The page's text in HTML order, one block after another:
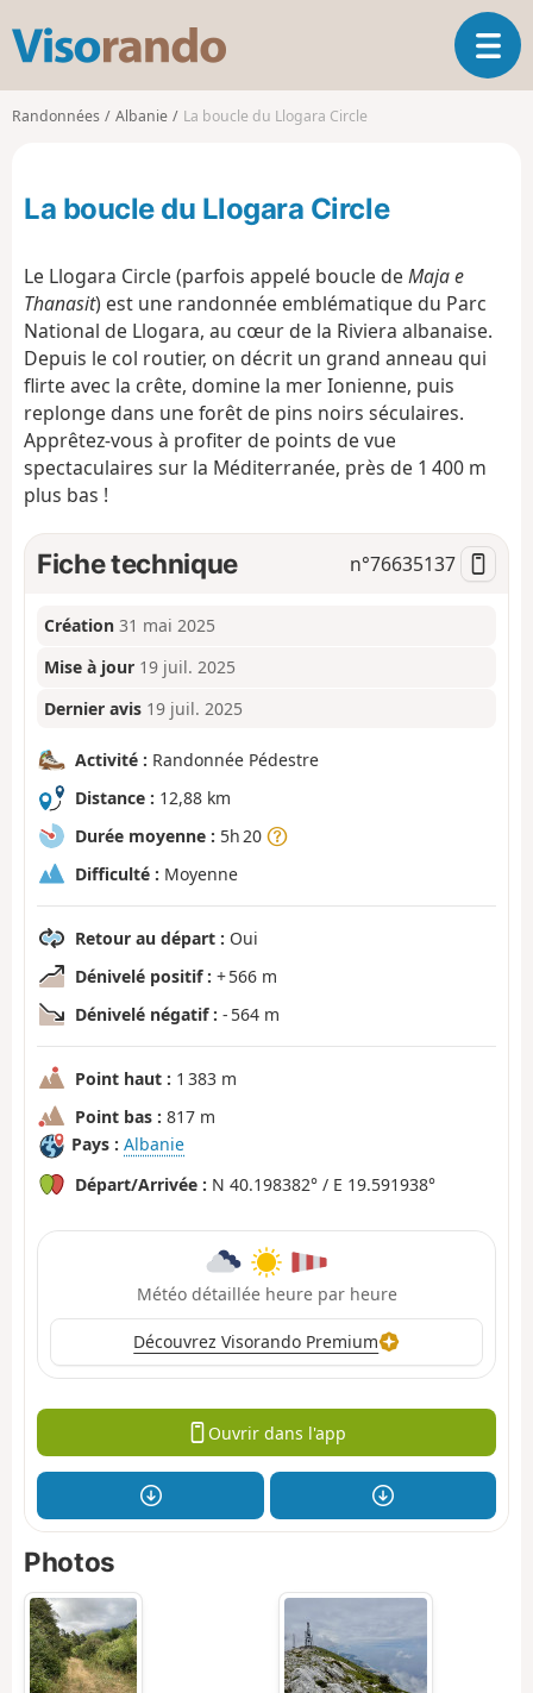
s
o
d
O
u
i
Randonnées Albanie La boucle du Llogara Circle
La boucle du Llogara Circle
Le Llogara Circle (parfois appelé boucle de Maja e
Thanasit) est une randonnée emblématique du Parc
National de Llogara, au cœur de la Riviera albanaise.
Depuis le col routier, on décrit un grand anneau qui
flirte avec la crête, domine la mer Ionienne, puis
replonge dans une forêt de pins noirs séculaires.
Apprêtez-vous à profiter de points de vue
spectaculaires sur la Méditerranée, près de 1 400 m
plus bas !
Fiche technique n°76635137
Création 31 mai 2025
Mise à jour 19 juil. 2025
Dernier avis 19 juil. 2025
Activité : Randonnée Pédestre
Distance : 12,88 km
Durée moyenne : 5h 20
Difficulté : Moyenne
Retour au départ : Oui
Dénivelé positif : + 566 m
Dénivelé négatif : - 564 m
Point haut : 1 383 m
Point bas : 817 m
Pays : Albanie
Départ/Arrivée : N 40.198382° / E 19.591938°
Météo détaillée heure par heure
Découvrez Visorando Premium
Ouvrir dans l'app
Photos